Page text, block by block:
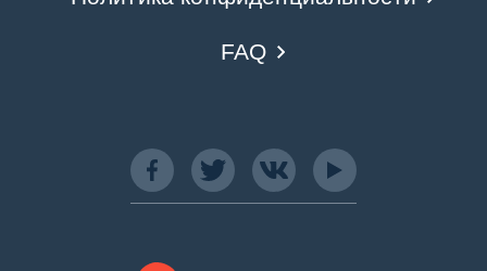
FAQ